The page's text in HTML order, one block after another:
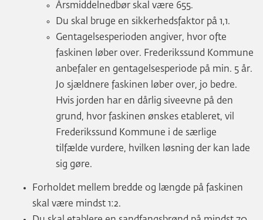
Årsmiddelnedbør skal være 655.
Du skal bruge en sikkerhedsfaktor på 1,1.
Gentagelsesperioden angiver, hvor ofte
faskinen løber over. Frederikssund Kommune
anbefaler en gentagelsesperiode på min. 5 år.
Jo sjældnere faskinen løber over, jo bedre.
Hvis jorden har en dårlig siveevne på den
grund, hvor faskinen ønskes etableret, vil
Frederikssund Kommune i de særlige
tilfælde vurdere, hvilken løsning der kan lade
sig gøre.
Forholdet mellem bredde og længde på faskinen
skal være mindst 1:2.